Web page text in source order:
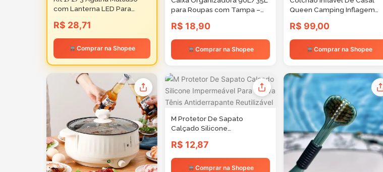
com Lanterna LED Para
Impressoras Eletrônicos
Ferramentas
R$ 28,71
Comprar na Shopee
para Roupas com Tampa –
Poeira/Umidade/Insetos |
Ideal para Cobertores e
Casacos
R$ 18,90
Comprar na Shopee
Queen Camping Inflagem
Rest Bolsa Transporte
R$ 99,00
Comprar na Shopee
M Protetor De Sapato
Calçado Silicone
Tênis Antiderrapante
Reutilizável
R$ 12,87
Comprar na Shopee